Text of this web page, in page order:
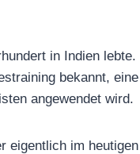
in Indien
bekannt, eine
angewendet wird.
eigentlich im